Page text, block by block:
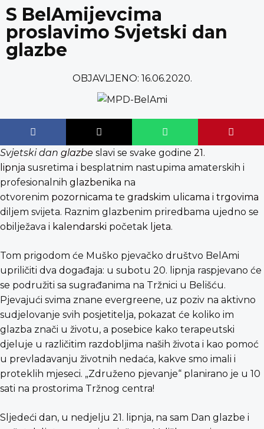
content
S BelAmijevcima
proslavimo Svjetski dan
glazbe
OBJAVLJENO: 16.06.2020.
Svjetski dan glazbe slavi se svake godine 21.
lipnja susretima i besplatnim nastupima amaterskih i
profesionalnih glazbenika na
otvorenim pozornicama te gradskim ulicama i trgovima
diljem svijeta. Raznim glazbenim priredbama ujedno se
obilježava i kalendarski početak ljeta.
Tom prigodom će Muško pjevačko društvo BelAmi
upriličiti dva događaja: u subotu 20. lipnja raspjevano će
se podružiti sa sugrađanima na Tržnici u Belišću.
Pjevajući svima znane evergreene, uz poziv na aktivno
sudjelovanje svih posjetitelja, pokazat će koliko im
glazba znači u životu, a posebice kako terapeutski
djeluje u različitim razdobljima naših života i kao pomoć
u prevladavanju životnih nedaća, kakve smo imali i
proteklih mjeseci. „Združeno pjevanje“ planirano je u 10
sati na prostorima Tržnog centra!
Sljedeći dan, u nedjelju 21. lipnja, na sam Dan glazbe i